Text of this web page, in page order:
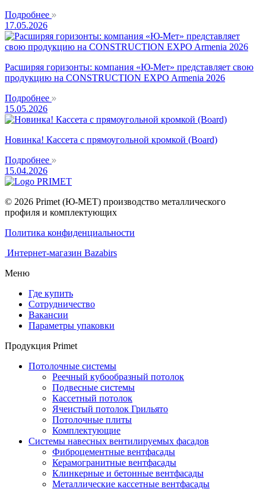
Подробнее
17.05.2026
Расширяя горизонты: компания «Ю-Мет» представляет свою
продукцию на CONSTRUCTION EXPO Armenia 2026
Подробнее
15.05.2026
Новинка! Кассета с прямоугольной кромкой (Board)
Подробнее
15.04.2026
© 2026 Primet (Ю-МЕТ) производство металлического
профиля и комплектующих
Политика конфиденциальности
Интернет-магазин Bazabirs
Меню
Где купить
Сотрудничество
Вакансии
Параметры упаковки
Продукция Primet
Потолочные системы
Реечный кубообразный потолок
Подвесные системы
Кассетный потолок
Ячеистый потолок Грильято
Потолочные плиты
Комплектующие
Системы навесных вентилируемых фасадов
Фиброцементные вентфасады
Керамогранитные вентфасады
Клинкерные и бетонные вентфасады
Металлические кассетные вентфасады